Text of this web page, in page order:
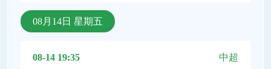
08月14日 星期五
08-14 19:35 中超